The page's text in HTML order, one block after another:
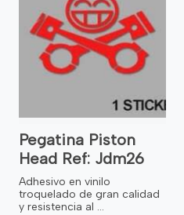
Pegatina Piston
Head Ref: Jdm26
Adhesivo en vinilo
troquelado de gran calidad
y resistencia al ...